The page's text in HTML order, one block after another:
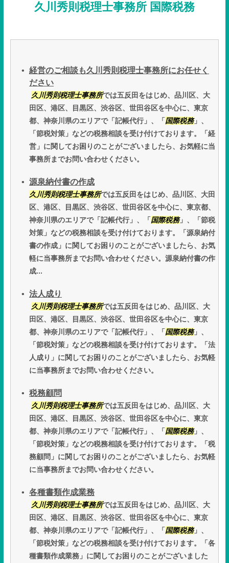
久川秀則税理士事務所 国際税務
経営のご相談も久川秀則税理士事務所にお任せく
ださい
久川秀則税理士事務所では五反田をはじめ、品川区、大
田区、港区、目黒区、渋谷区、世田谷区を中心に、東京
都、神奈川県のエリアで「記帳代行」、「 国際税務」、
「節税対策」などの税務相談を受け付けております。「経
営」に関してお困りのことがございましたら、お気軽に当
事務所までお問い合わせください。
源泉納付書の作成
久川秀則税理士事務所では五反田をはじめ、品川区、大田
区、港区、目黒区、渋谷区、世田谷区を中心に、東京都、
神奈川県のエリアで「記帳代行」、「 国際税務」、「節税
対策」などの税務相談を受け付けております。「源泉納付
書の作成」に関してお困りのことがございましたら、お気
軽に当事務所までお問い合わせください。源泉納付書の作
成...
法人成り
久川秀則税理士事務所では五反田をはじめ、品川区、大
田区、港区、目黒区、渋谷区、世田谷区を中心に、東京
都、神奈川県のエリアで「記帳代行」、「 国際税務」、
「節税対策」などの税務相談を受け付けております。「法
人成り」に関してお困りのことがございましたら、お気軽
に当事務所までお問い合わせください。
税務顧問
久川秀則税理士事務所では五反田をはじめ、品川区、大
田区、港区、目黒区、渋谷区、世田谷区を中心に、東京
都、神奈川県のエリアで「記帳代行」、「 国際税務」、
「節税対策」などの税務相談を受け付けております。「税
務顧問」に関してお困りのことがございましたら、お気軽
に当事務所までお問い合わせください。
各種書類作成業務
久川秀則税理士事務所では五反田をはじめ、品川区、大
田区、港区、目黒区、渋谷区、世田谷区を中心に、東京
都、神奈川県のエリアで「記帳代行」、「 国際税務」、
「節税対策」などの税務相談を受け付けております。「各
種書類作成業務」に関してお困りのことがございました